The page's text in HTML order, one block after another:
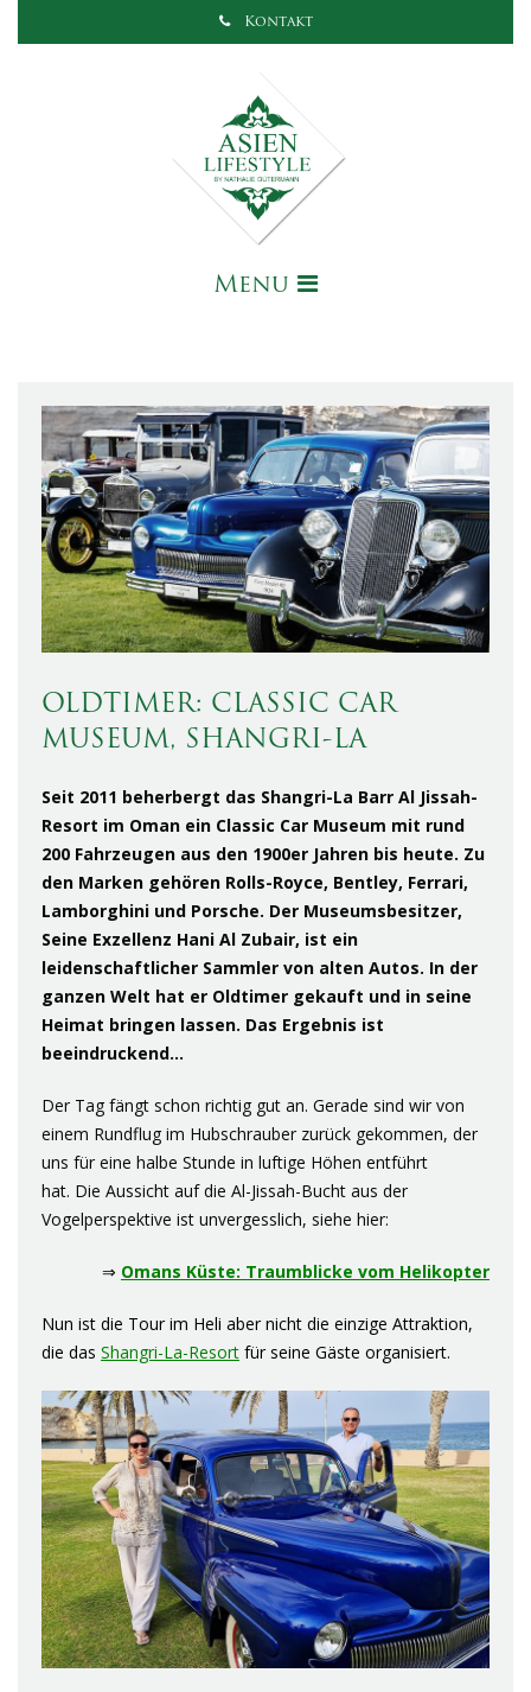
Kontakt
Menu
OLDTIMER: CLASSIC CAR
MUSEUM, SHANGRI-LA
Seit 2011 beherbergt das Shangri-La Barr Al Jissah-
Resort im Oman ein Classic Car Museum mit rund
200 Fahrzeugen aus den 1900er Jahren bis heute. Zu
den Marken gehören Rolls-Royce, Bentley, Ferrari,
Lamborghini und Porsche. Der Museumsbesitzer,
Seine Exzellenz Hani Al Zubair, ist ein
leidenschaftlicher Sammler von alten Autos. In der
ganzen Welt hat er Oldtimer gekauft und in seine
Heimat bringen lassen. Das Ergebnis ist
beeindruckend…
Der Tag fängt schon richtig gut an. Gerade sind wir von
einem Rundflug im Hubschrauber zurück gekommen, der
uns für eine halbe Stunde in luftige Höhen entführt
hat. Die Aussicht auf die Al-Jissah-Bucht aus der
Vogelperspektive ist unvergesslich, siehe hier:
⇒ Omans Küste: Traumblicke vom Helikopter
Nun ist die Tour im Heli aber nicht die einzige Attraktion,
die das Shangri-La-Resort für seine Gäste organisiert.